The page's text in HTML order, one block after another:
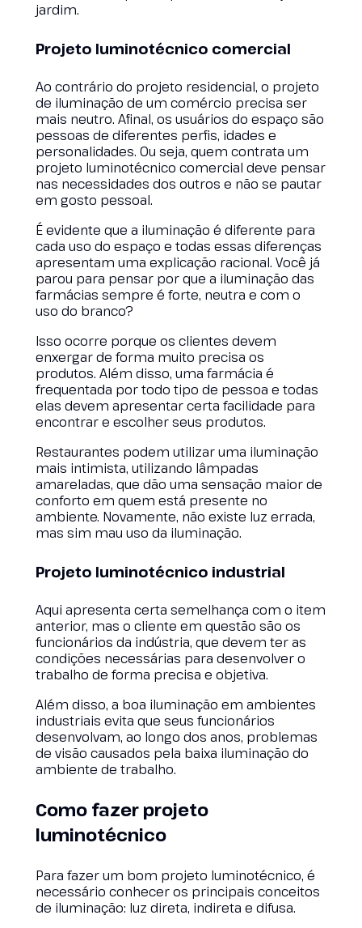
jardim.
Projeto luminotécnico comercial
Ao contrário do projeto residencial, o projeto
de iluminação de um comércio precisa ser
mais neutro. Afinal, os usuários do espaço são
pessoas de diferentes perfis, idades e
personalidades. Ou seja, quem contrata um
projeto luminotécnico comercial deve pensar
nas necessidades dos outros e não se pautar
em gosto pessoal.
É evidente que a iluminação é diferente para
cada uso do espaço e todas essas diferenças
apresentam uma explicação racional. Você já
parou para pensar por que a iluminação das
farmácias sempre é forte, neutra e com o
uso do branco?
Isso ocorre porque os clientes devem
enxergar de forma muito precisa os
produtos. Além disso, uma farmácia é
frequentada por todo tipo de pessoa e todas
elas devem apresentar certa facilidade para
encontrar e escolher seus produtos.
Restaurantes podem utilizar uma iluminação
mais intimista, utilizando lâmpadas
amareladas, que dão uma sensação maior de
conforto em quem está presente no
ambiente. Novamente, não existe luz errada,
mas sim mau uso da iluminação.
Projeto luminotécnico industrial
Aqui apresenta certa semelhança com o item
anterior, mas o cliente em questão são os
funcionários da indústria, que devem ter as
condições necessárias para desenvolver o
trabalho de forma precisa e objetiva.
Além disso, a boa iluminação em ambientes
industriais evita que seus funcionários
desenvolvam, ao longo dos anos, problemas
de visão causados pela baixa iluminação do
ambiente de trabalho.
Como fazer projeto
luminotécnico
Para fazer um bom projeto luminotécnico, é
necessário conhecer os principais conceitos
de iluminação: luz direta, indireta e difusa.